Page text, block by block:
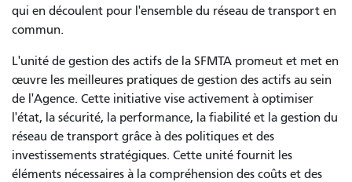
qui en découlent pour l'ensemble du réseau de transport en
commun.
L'unité de gestion des actifs de la SFMTA promeut et met en
œuvre les meilleures pratiques de gestion des actifs au sein
de l'Agence. Cette initiative vise activement à optimiser
l'état, la sécurité, la performance, la fiabilité et la gestion du
réseau de transport grâce à des politiques et des
investissements stratégiques. Cette unité fournit les
éléments nécessaires à la compréhension des coûts et des